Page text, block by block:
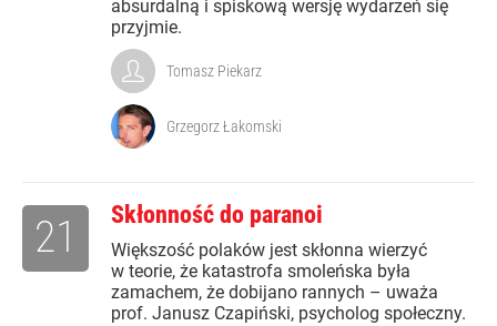
absurdalną i spiskową wersję wydarzeń się
przyjmie.
Tomasz Piekarz
Grzegorz Łakomski
Skłonność do paranoi
Większość polaków jest skłonna wierzyć
w teorie, że katastrofa smoleńska była
zamachem, że dobijano rannych – uważa
prof. Janusz Czapiński, psycholog społeczny.
21